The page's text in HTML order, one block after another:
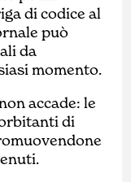
di codice al
può
da
momento.
accade: le
di